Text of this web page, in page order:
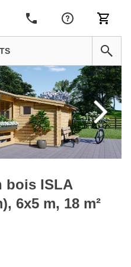
bois ISLA
6x5 m, 18 m²